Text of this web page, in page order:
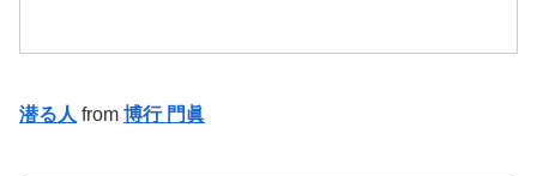
潜る人 from 博行 門眞